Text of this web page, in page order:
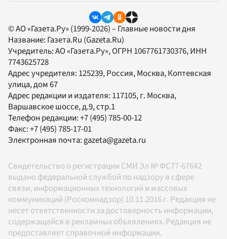
© АО «Газета.Ру» (1999-2026) – Главные новости дня
Название: Газета.Ru (Gazeta.Ru)
Учредитель:АО «Газета.Ру», ОГРН 1067761730376, ИНН
7743625728
Адрес учредителя: 125239, Россия, Москва, Коптевская
улица, дом 67
Адрес редакции и издателя: 117105, г. Москва,
Варшавское шоссе, д.9, стр.1
Телефон редакции:+7 (495) 785-00-12
Факс:+7 (495) 785-17-01
Электронная почта:gazeta@gazeta.ru
Свидетельство о регистрации СМИ Эл № ФС77-67642
выдано федеральной службой по надзору в сфере
связи, информационных технологий и массовых
коммуникаций (Роскомнадзор) 10.11.2016 г. Редакция не
несет ответственности за достоверность информации,
содержащейся в рекламных объявлениях. Редакция не
предоставляет справочной информации.